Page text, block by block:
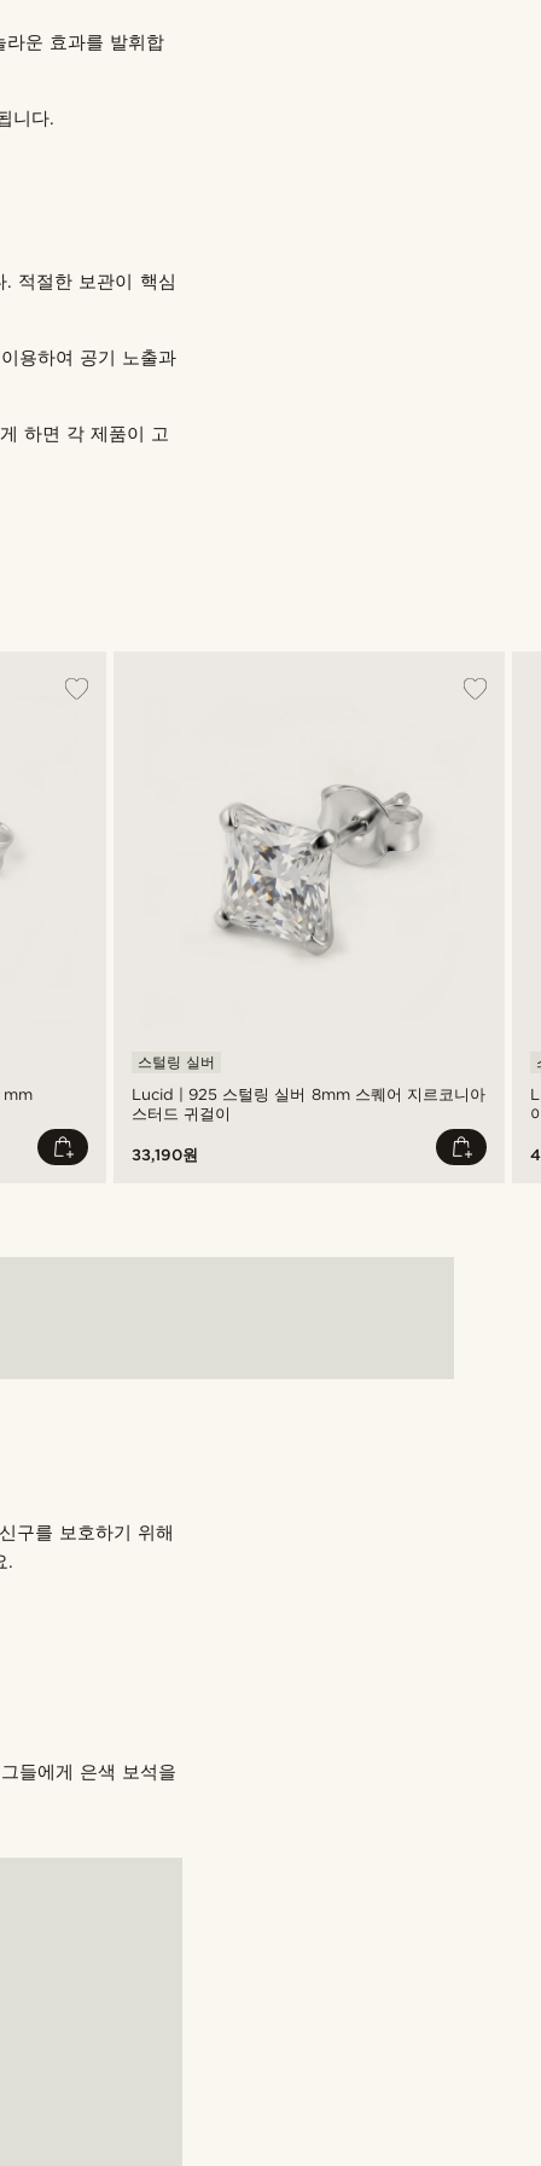
운 효과를 발휘합
니다.
적절한 보관이 핵심
용하여 공기 노출과
하면 각 제품이 고
mm
Lucid | 925 스털링 실버 8mm 스퀘어 지르코니아
스터드 귀걸이
스털링 실버
33,190원
구를 보호하기 위해
.
들에게 은색 보석을